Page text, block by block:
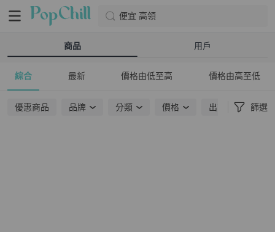
便宜 高領
商品 用戶
綜合 最新 價格由低至高 價格由高至低
優惠商品 品牌 分類 價格 出貨地點 篩選